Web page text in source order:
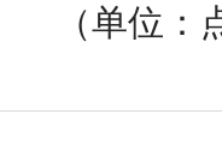
（单位：